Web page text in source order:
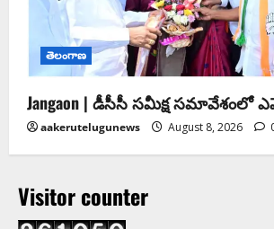
తెలంగాణ
Jangaon | డీసీసీ సమీక్ష సమావేశంలో
aakerutelugunews August 8, 2026
Visitor counter